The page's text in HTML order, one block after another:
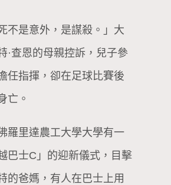
不是意外，是謀殺。」大
·查恩的母親控訴，兒子參
任指揮，卻在足球比賽後
亡。
羅里達農工大學大學有一
巴士C」的迎新儀式，目擊
的爸媽，有人在巴士上用